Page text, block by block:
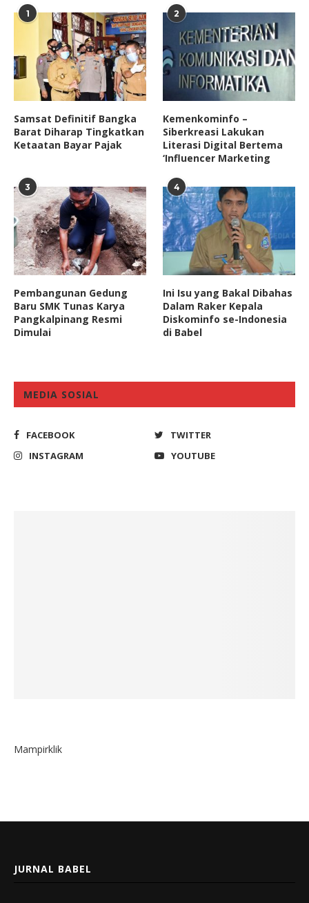
1
Samsat Definitif Bangka
Barat Diharap Tingkatkan
Ketaatan Bayar Pajak
2
Kemenkominfo –
Siberkreasi Lakukan
Literasi Digital Bertema
‘Influencer Marketing
3
Pembangunan Gedung
Baru SMK Tunas Karya
Pangkalpinang Resmi
Dimulai
4
Ini Isu yang Bakal Dibahas
Dalam Raker Kepala
Diskominfo se-Indonesia
di Babel
MEDIA SOSIAL
FACEBOOK
TWITTER
INSTAGRAM
YOUTUBE
Mampirklik
JURNAL BABEL